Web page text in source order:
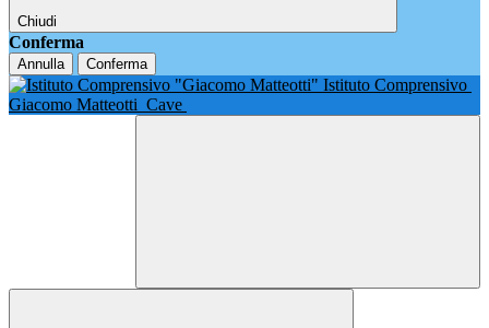
Chiudi
Conferma
Annulla Conferma
Istituto Comprensivo
Giacomo Matteotti Cave